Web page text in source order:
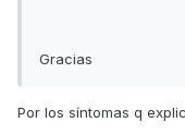
Gracias
Por los síntomas q